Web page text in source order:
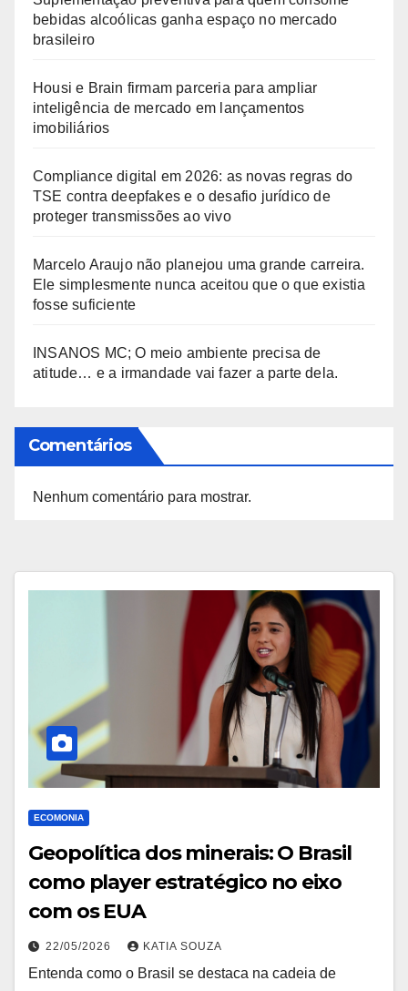
bebidas alcoólicas ganha espaço no mercado
brasileiro
Housi e Brain firmam parceria para ampliar
inteligência de mercado em lançamentos
imobiliários
Compliance digital em 2026: as novas regras do
TSE contra deepfakes e o desafio jurídico de
proteger transmissões ao vivo
Marcelo Araujo não planejou uma grande carreira.
Ele simplesmente nunca aceitou que o que existia
fosse suficiente
INSANOS MC; O meio ambiente precisa de
atitude… e a irmandade vai fazer a parte dela.
Comentários
Nenhum comentário para mostrar.
ECOMONIA
Geopolítica dos minerais: O Brasil
como player estratégico no eixo
com os EUA
22/05/2026 KATIA SOUZA
Entenda como o Brasil se destaca na cadeia de